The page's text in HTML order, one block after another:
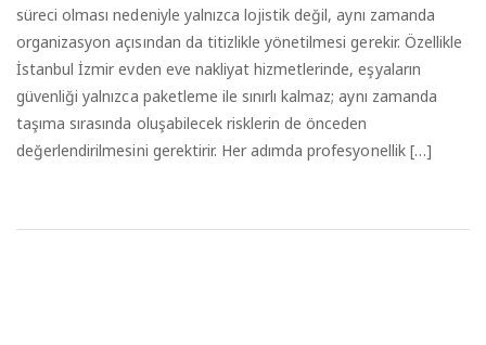
süreci olması nedeniyle yalnızca lojistik değil, aynı zamanda
organizasyon açısından da titizlikle yönetilmesi gerekir. Özellikle
İstanbul İzmir evden eve nakliyat hizmetlerinde, eşyaların
güvenliği yalnızca paketleme ile sınırlı kalmaz; aynı zamanda
taşıma sırasında oluşabilecek risklerin de önceden
değerlendirilmesini gerektirir. Her adımda profesyonellik […]